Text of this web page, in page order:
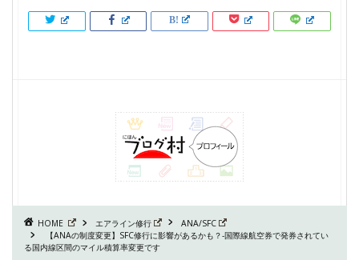
HOME エアライン修行
ANA/SFC
【ANAの制度変更】SFC修行に影響があるかも？-国際線航空券で発券されてい
る国内線区間のマイル積算率変更です